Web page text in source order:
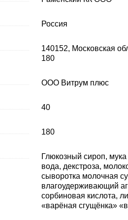
Россия
140152, Московская
180
ООО Витрум плюс
40
180
Глюкозный сироп,
вода, декстроза,
сыворотка молочная
влагоудерживающий
сорбиновая кислота,
«варёная сгущёнка»